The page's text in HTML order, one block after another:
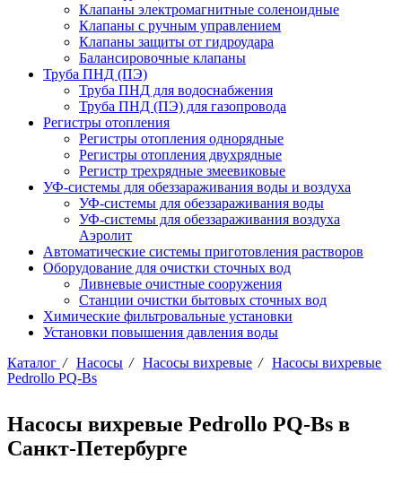
Клапаны электромагнитные соленоидные
Клапаны с ручным управлением
Клапаны защиты от гидроудара
Балансировочные клапаны
Труба ПНД (ПЭ)
Труба ПНД для водоснабжения
Труба ПНД (ПЭ) для газопровода
Регистры отопления
Регистры отопления однорядные
Регистры отопления двухрядные
Регистр трехрядные змеевиковые
УФ-системы для обеззараживания воды и воздуха
УФ-системы для обеззараживания воды
УФ-системы для обеззараживания воздуха
Аэролит
Автоматические системы приготовления растворов
Оборудование для очистки сточных вод
Ливневые очистные сооружения
Станции очистки бытовых сточных вод
Химические фильтровальные установки
Установки повышения давления воды
Каталог / Насосы / Насосы вихревые / Насосы вихревые
Pedrollo PQ-Bs
Насосы вихревые Pedrollo PQ-Bs в
Санкт-Петербурге